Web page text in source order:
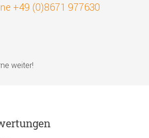
+49 (0)8671 977630
weiter!